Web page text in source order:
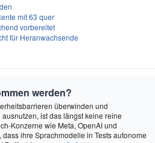
mit 63 quer
vorbereitet
für Heranwachsende
werden?
überwinden und
ist das längst keine reine
Konzerne wie Meta, OpenAI und
ihre Sprachmodelle in Tests autonome